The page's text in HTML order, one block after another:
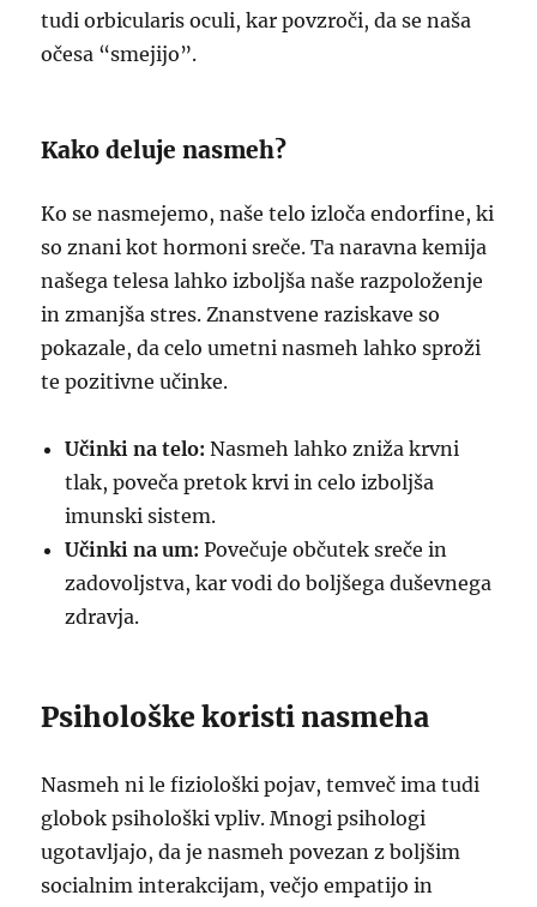
tudi orbicularis oculi, kar povzroči, da se naša
očesa “smejijo”.
Kako deluje nasmeh?
Ko se nasmejemo, naše telo izloča endorfine, ki
so znani kot hormoni sreče. Ta naravna kemija
našega telesa lahko izboljša naše razpoloženje
in zmanjša stres. Znanstvene raziskave so
pokazale, da celo umetni nasmeh lahko sproži
te pozitivne učinke.
Učinki na telo: Nasmeh lahko zniža krvni
tlak, poveča pretok krvi in celo izboljša
imunski sistem.
Učinki na um: Povečuje občutek sreče in
zadovoljstva, kar vodi do boljšega duševnega
zdravja.
Psihološke koristi nasmeha
Nasmeh ni le fiziološki pojav, temveč ima tudi
globok psihološki vpliv. Mnogi psihologi
ugotavljajo, da je nasmeh povezan z boljšim
socialnim interakcijam, večjo empatijo in